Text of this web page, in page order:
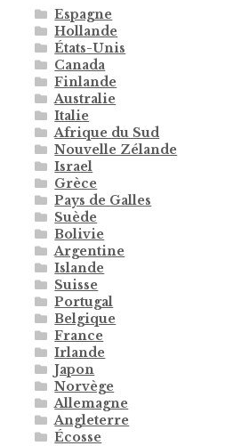
Espagne
Hollande
États-Unis
Canada
Finlande
Australie
Italie
Afrique du Sud
Nouvelle Zélande
Israel
Grèce
Pays de Galles
Suède
Bolivie
Argentine
Islande
Suisse
Portugal
Belgique
France
Irlande
Japon
Norvège
Allemagne
Angleterre
Écosse